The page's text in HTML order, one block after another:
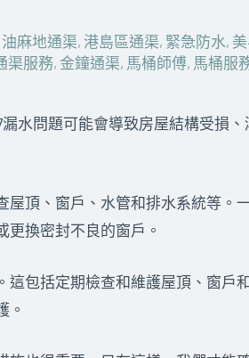
油麻地通渠, 港島區通渠, 緊急防水 ,
渠服務, 金鐘通渠, 馬桶師傅, 馬桶服
水問題可能會導致房屋結構受損、
屋頂、窗戶、水管和排水系統等。
換密封不良的窗戶。
包括定期檢查和維護屋頂、窗戶
。